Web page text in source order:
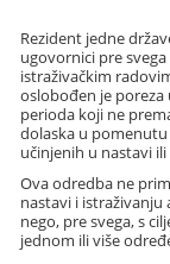
Rezident jedne
ugovornici pre
istraživačkim
oslobođen je
perioda koji ne
dolaska u
učinjenih u nastavi
Ova odredba ne
nastavi i istraživanju
nego, pre svega, s
jednom ili više